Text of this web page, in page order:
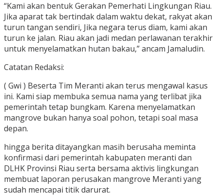
“Kami akan bentuk Gerakan Pemerhati Lingkungan Riau.
Jika aparat tak bertindak dalam waktu dekat, rakyat akan
turun tangan sendiri, Jika negara terus diam, kami akan
turun ke jalan. Riau akan jadi medan perlawanan terakhir
untuk menyelamatkan hutan bakau,” ancam Jamaludin.
Catatan Redaksi:
( Gwi ) Beserta Tim Meranti akan terus mengawal kasus
ini. Kami siap membuka semua nama yang terlibat jika
pemerintah tetap bungkam. Karena menyelamatkan
mangrove bukan hanya soal pohon, tetapi soal masa
depan.
hingga berita ditayangkan masih berusaha meminta
konfirmasi dari pemerintah kabupaten meranti dan
DLHK Provinsi Riau serta bersama aktivis lingkungan
membuat laporan perusakan mangrove Meranti yang
sudah mencapai titik darurat.